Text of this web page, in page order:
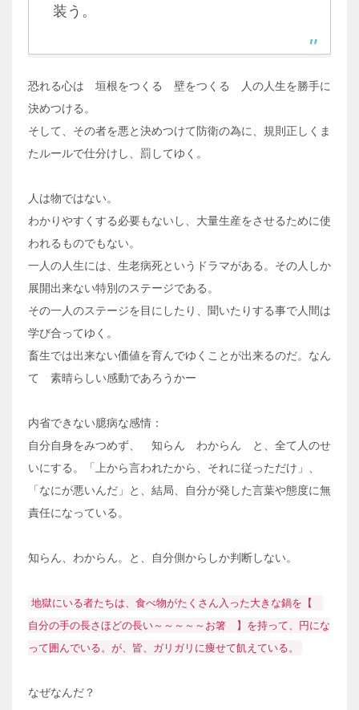
装う。
恐れる心は 垣根をつくる 壁をつくる 人の人生を勝手に
決めつける。
そして、その者を悪と決めつけて防衛の為に、規則正しくま
たルールで仕分けし、罰してゆく。
人は物ではない。
わかりやすくする必要もないし、大量生産をさせるために使
われるものでもない。
一人の人生には、生老病死というドラマがある。その人しか
展開出来ない特別のステージである。
その一人のステージを目にしたり、聞いたりする事で人間は
学び合ってゆく。
畜生では出来ない価値を育んでゆくことが出来るのだ。なん
て 素晴らしい感動であろうかー
内省できない臆病な感情：
自分自身をみつめず、 知らん わからん と、全て人のせ
いにする。「上から言われたから、それに従っただけ」、
「なにが悪いんだ」と、結局、自分が発した言葉や態度に無
責任になっている。
知らん、わからん。と、自分側からしか判断しない。
地獄にいる者たちは、食べ物がたくさん入った大きな鍋を【
自分の手の長さほどの長い～～～～～お箸 】を持って、円にな
って囲んでいる。が、皆、ガリガリに痩せて飢えている。
なぜなんだ？